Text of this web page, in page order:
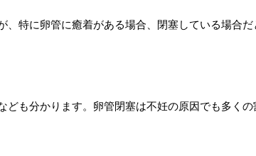
特に卵管に癒着がある場合、閉塞している場合
も分かります。卵管閉塞は不妊の原因でも多く